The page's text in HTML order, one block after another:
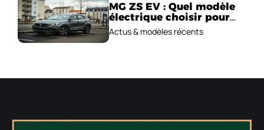
MG ZS EV : Quel modèle
électrique choisir pour
2026 ?
Actus & modèles récents